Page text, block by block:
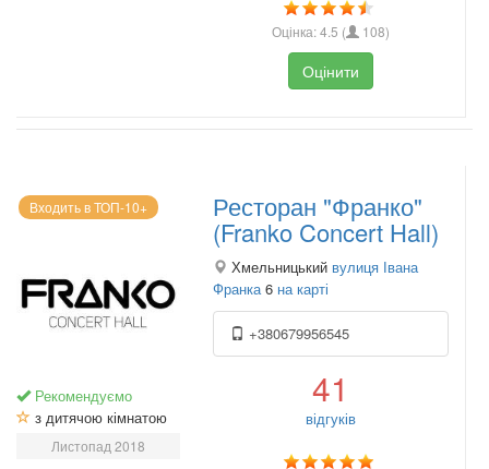
Оцінка:4.5 ( 108)
Оцінити
Входить в ТОП-10+
Рекомендуємо
з дитячою кімнатою
Листопад 2018
Ресторан "Франко"
(Franko Concert Hall)
Хмельницький вулиця Івана
Франка 6 на карті
+380679956545
41
відгуків